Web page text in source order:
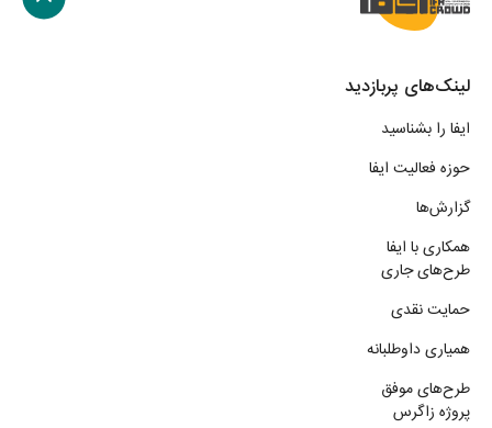
لینک‌های پربازدید
ایفا را بشناسید
حوزه فعالیت ایفا
گزارش‌ها
همکاری با ایفا
طرح‌های جاری
حمایت نقدی
همیاری داوطلبانه
طرح‌های موفق
پروژه زاگرس